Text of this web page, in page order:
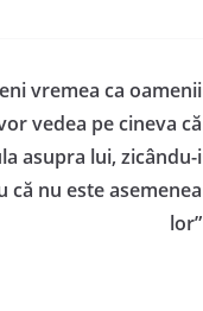
vremea ca oamenii
vedea pe cineva că
asupra lui, zicându-i
că nu este asemenea
lor”